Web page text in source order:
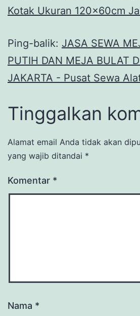
Kotak Ukuran 120x60cm
Ping-balik: JASA SEWA
PUTIH DAN MEJA BULAT
JAKARTA - Pusat Sewa
Tinggalkan
Alamat email Anda tidak akan
yang wajib ditandai *
Komentar *
Nama *